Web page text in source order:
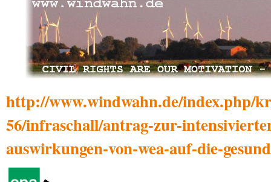
http://www.windwahn.de/index.php/
56/infraschall/antrag-zur-
auswirkungen-von-wea-auf-die-